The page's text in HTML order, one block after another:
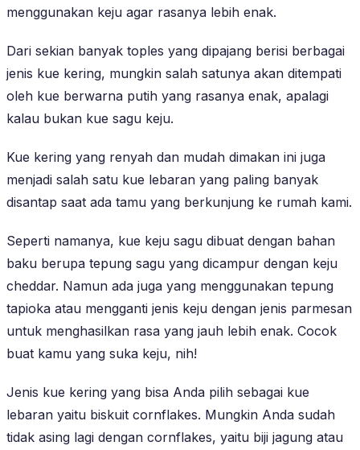
menggunakan keju agar rasanya lebih enak.
Dari sekian banyak toples yang dipajang berisi berbagai
jenis kue kering, mungkin salah satunya akan ditempati
oleh kue berwarna putih yang rasanya enak, apalagi
kalau bukan kue sagu keju.
Kue kering yang renyah dan mudah dimakan ini juga
menjadi salah satu kue lebaran yang paling banyak
disantap saat ada tamu yang berkunjung ke rumah kami.
Seperti namanya, kue keju sagu dibuat dengan bahan
baku berupa tepung sagu yang dicampur dengan keju
cheddar. Namun ada juga yang menggunakan tepung
tapioka atau mengganti jenis keju dengan jenis parmesan
untuk menghasilkan rasa yang jauh lebih enak. Cocok
buat kamu yang suka keju, nih!
Jenis kue kering yang bisa Anda pilih sebagai kue
lebaran yaitu biskuit cornflakes. Mungkin Anda sudah
tidak asing lagi dengan cornflakes, yaitu biji jagung atau